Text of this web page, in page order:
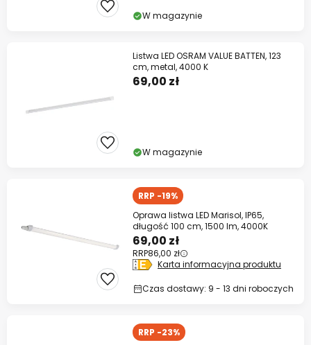
W magazynie
Listwa LED OSRAM VALUE BATTEN, 123
cm, metal, 4000 K
69,00 zł
W magazynie
RRP -19%
Oprawa listwa LED Marisol, IP65,
długość 100 cm, 1500 lm, 4000K
69,00 zł
RRP86,00 zł
Karta informacyjna produktu
Czas dostawy: 9 - 13 dni roboczych
RRP -23%